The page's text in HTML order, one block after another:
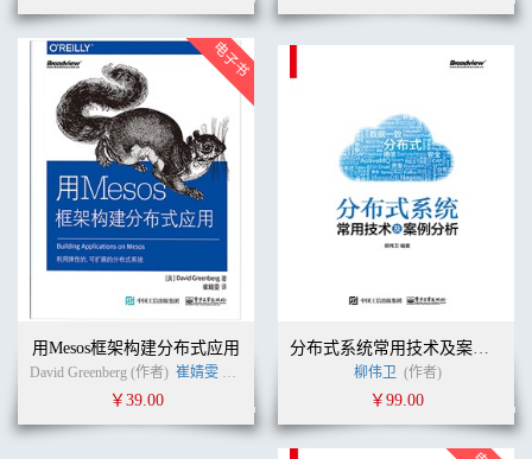
用Mesos框架构建分布式应用
David Greenberg (作者) 崔婧雯 (译者)
￥39.00
分布式系统常用技术及案例分析
柳伟卫 (作者)
￥99.00